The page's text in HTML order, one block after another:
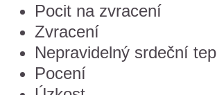
Pocit na zvracení
Zvracení
Nepravidelný srdeční tep
Pocení